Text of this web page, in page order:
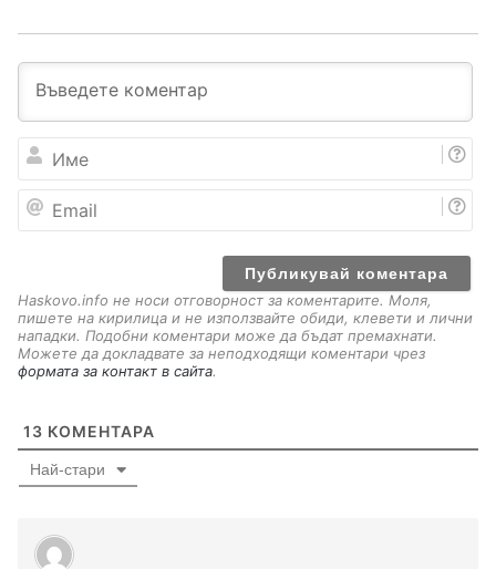
е
a
Haskovo.info не носи отговорност за коментарите. Моля,
пишете на кирилица и не използвайте обиди, клевети и лични
нападки. Подобни коментари може да бъдат премахнати.
Можете да докладвате за неподходящи коментари чрез
формата за контакт в сайта.
13 КОМЕНТАРА
Най-стари